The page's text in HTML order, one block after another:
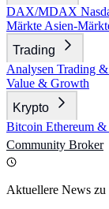
DAX/MDAX
Märkte Asien-
Trading
Analysen Trading
Value & Growth
Krypto
Bitcoin Ethereum
Community Broker
Aktuellere News zu